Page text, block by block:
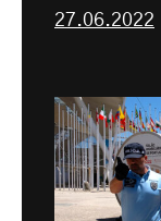
27.06.2022